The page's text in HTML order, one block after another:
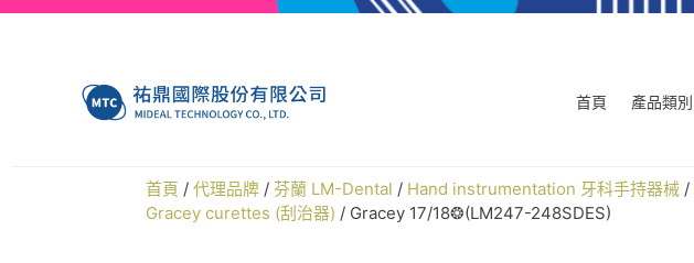
首頁 產品類別
首頁 / 代理品牌 / 芬蘭 LM-Dental / Hand instrumentation 牙科手持器械 /
Gracey curettes (刮治器) / Gracey 17/18❂(LM247-248SDES)